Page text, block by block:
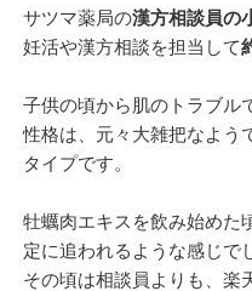
サツマ薬局の漢方相談員の
妊活や漢方相談を担当して
子供の頃から肌のトラブル
性格は、元々大雑把なよう
タイプです。
牡蠣肉エキスを飲み始めた
定に追われるような感じで
その頃は相談員よりも、楽